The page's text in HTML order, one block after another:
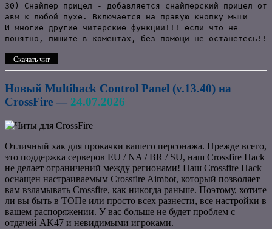
30) Снайпер прицел - добавляется снайперский прицел от
авм к любой пухе. Включается на правую кнопку мыши
И многие другие читерские функции!!! если что не
понятно, пишите в коментах, без помощи не останетесь!!
Скачать чит
Новый Multihack Control Panel (v.13.40) на
CrossFire — 24.07.2026
Отличный хак для прокачки вашего персонажа. Прежде всего,
это поддержка серверов EU / NA / BR / SU, наш Crossfire Hack
не делает ограничений между регионами! Наш Crossfire Hack
оснащен настраиваемым Crossfire Aimbot, который позволяет
вам взламывать Crossfire, как никогда раньше. Поэтому, хотите
ли вы быть в ТОПе или просто всех разнести, все настройки в
вашем распоряжении. У вас больше не будет проблем с
отдачей AK47 и невидимыми игроками.